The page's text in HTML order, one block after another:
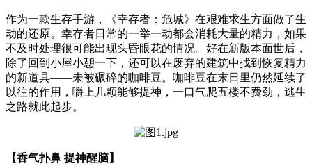
作为一款生存手游，《幸存者：危城》在艰难求生方面做了生
动的还原。幸存者日常的一举一动都会消耗大量的精力，如果
不及时处理很可能出现头昏眼花的情况。好在新版本面世后，
除了回到小屋小憩一下，还可以在废弃的建筑中找到恢复精力
的新道具——未被碾碎的咖啡豆。咖啡豆在末日里仍然延续了
以往的作用，嚼上几颗能够提神，一口气爬五楼不费劲，逃生
之路就此起步。
【香气扑鼻 提神醒脑】